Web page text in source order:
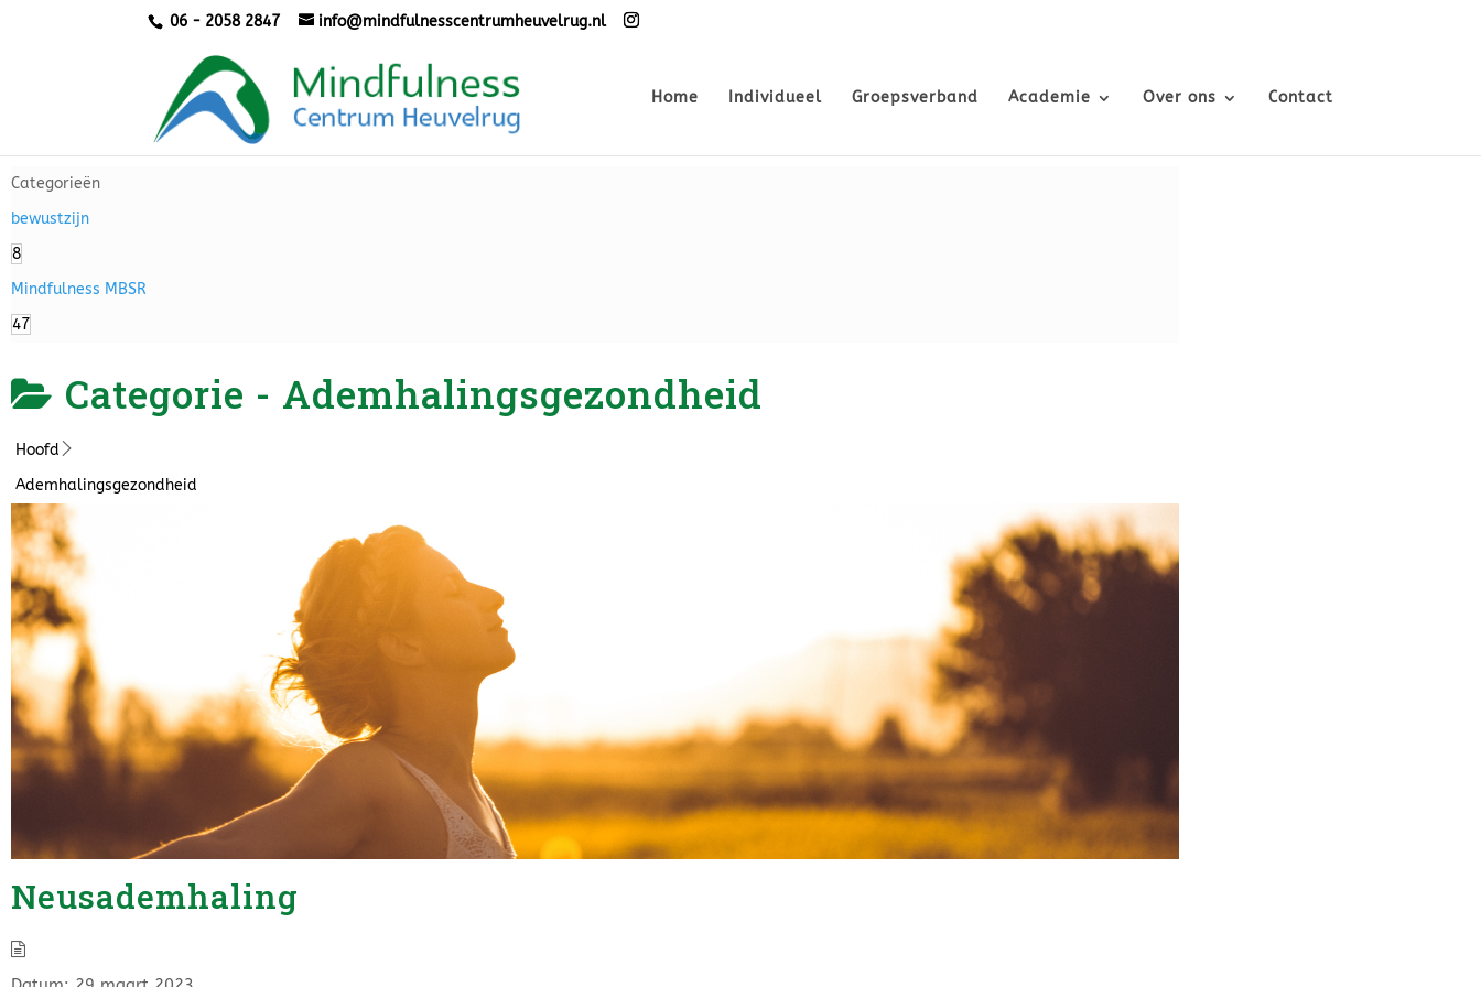
06 - 2058 2847 info@mindfulnesscentrumheuvelrug.nl
Home Individueel Groepsverband Academie Over ons Contact
Categorieën
bewustzijn
8
Mindfulness MBSR
47
Categorie - Ademhalingsgezondheid
Hoofd
Ademhalingsgezondheid
Neusademhaling